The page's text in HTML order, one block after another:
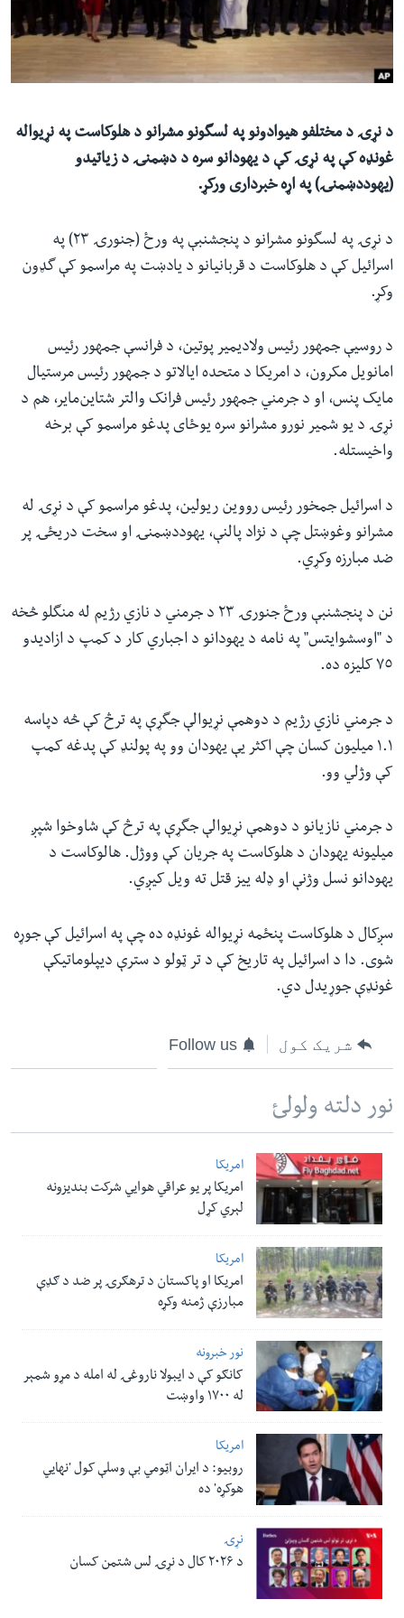
شئ
لټون
ځای
شئ
له مونږ سره په تماس کې پاتې شئ
د نړۍ د مختلفو هیوادونو په لسگونو مشرانو د هلوکاست په نړیواله
غونډه کې په نړۍ کې د یهودانو سره د دښمنۍ د زیاتیدو
(یهوددښمنۍ) په اړه خبرداری ورکړ.
د نړۍ په لسگونو مشرانو د پنجشنبې په ورځ (جنورۍ ٢٣) په
اسرائیل کې د هلوکاست د قربانیانو د یادښت په مراسمو کې گډون
وکړ.
د روسیې جمهور رئیس ولادیمیر پوتین، د فرانسې جمهور رئیس
امانویل مکرون، د امریکا د متحده ایالاتو د جمهور رئیس مرستیال
مایک پنس، او د جرمني جمهور رئیس فرانک والتر شتاین‌مایر، هم د
نړۍ د یو شمیر نورو مشرانو سره یوځای پدغو مراسمو کې برخه
واخیستله.
د اسرائیل جمخور رئیس رووین ریولین، پدغو مراسمو کې د نړۍ له
مشرانو وغوښتل چې د نژاد پالنې، یهوددښمنۍ او سخت دریځۍ پر
ضد مبارزه وکړي.
نن د پنجشنبې ورځ جنورۍ ٢٣ د جرمني د نازي رژیم له منگلو څخه
د "اوسشوایتس" په نامه د یهودانو د اجباري کار د کمپ د ازادیدو
٧٥ کلیزه ده.
د جرمني نازي رژیم د دوهمې نړیوالې جگړې په ترڅ کې څه دپاسه
١.١ میلیون کسان چې اکثر یې یهودان وو په پولنډ کې پدغه کمپ
کې وژلي وو.
د جرمني نازیانو د دوهمې نړیوالې جگړې په ترڅ کې شاوخوا شپږ
میلیونه یهودان د هلوکاست په جریان کې ووژل. هالوکاست د
یهودانو نسل وژنې او ډله ییز قتل ته ویل کیږي.
سږکال د هلوکاست پنځمه نړیواله غونډه ده چې په اسرائیل کې جوړه
شوی. دا د اسرائیل په تاریخ کې د تر ټولو د سترې دیپلوماتیکې
غونډې جوړیدل دي.
شریک کول Follow us
نور دلته ولولئ
امریکا
امریکا پر یو عراقي هوایي شرکت بندیزونه
لېري کړل
امریکا
امریکا او پاکستان د ترهګرۍ پر ضد د ګډې
مبارزې ژمنه وکړه
نور خبرونه
کانګو کې د ایبولا ناروغۍ له امله د مړو شمېر
له ۱۷۰۰ واوښت
امریکا
روبیو: د ایران اټومي بې وسلې کول 'نهايي
هوکړه' ده
نړۍ
د ۲۰۲۶ کال د نړۍ لس شتمن کسان